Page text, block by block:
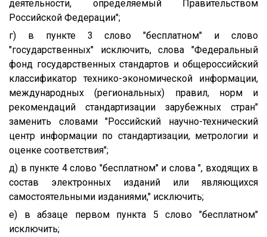
деятельности, определяемый Правительством
Российской Федерации";
г) в пункте 3 слово "бесплатном" и слово
"государственных" исключить, слова "Федеральный
фонд государственных стандартов и общероссийский
классификатор технико-экономической информации,
международных (региональных) правил, норм и
рекомендаций стандартизации зарубежных стран"
заменить словами "Российский научно-технический
центр информации по стандартизации, метрологии и
оценке соответствия";
д) в пункте 4 слово "бесплатном" и слова ", входящих в
состав электронных изданий или являющихся
самостоятельными изданиями," исключить;
е) в абзаце первом пункта 5 слово "бесплатном"
исключить;